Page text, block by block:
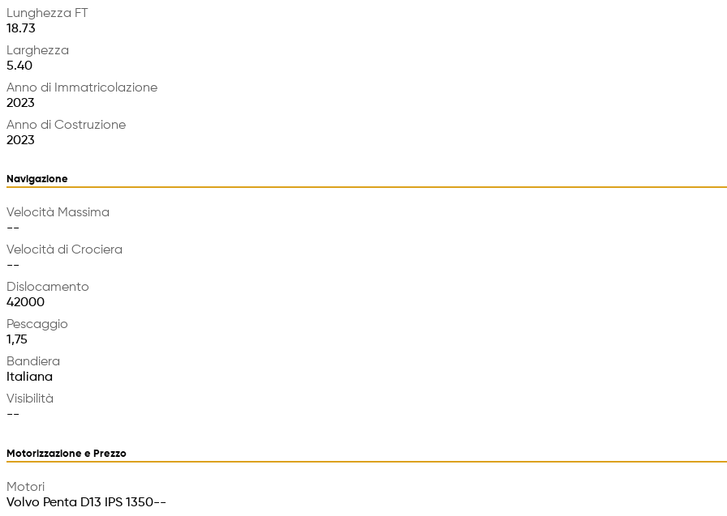
Lunghezza FT
18.73
Larghezza
5.40
Anno di Immatricolazione
2023
Anno di Costruzione
2023
Navigazione
Velocità Massima
--
Velocità di Crociera
--
Dislocamento
42000
Pescaggio
1,75
Bandiera
Italiana
Visibilità
--
Motorizzazione e Prezzo
Motori
Volvo Penta D13 IPS 1350--